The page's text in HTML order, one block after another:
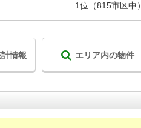
1位（815市区中）
情報 エリア内の物件